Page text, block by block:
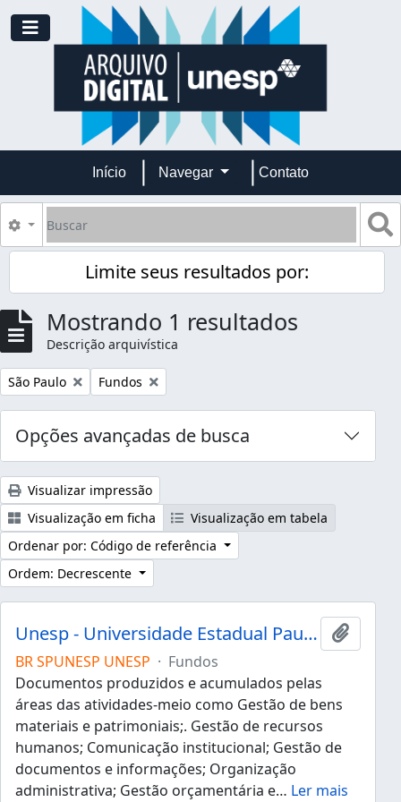
Skip to main content
Toggle navigation
Início Navegar Contato
Buscar
Opções de busca
Limite seus resultados por:
Mostrando 1 resultados
Descrição arquivística
Remover filtro:
São Paulo Remover filtro:
Fundos
Opções avançadas de busca
Visualizar impressão
Visualização em ficha
Visualização em tabela
Ordenar por: Código de referência
Ordem: Decrescente
Unesp - Universidade Estadual Paulista "Júlio de Mesquita Filho"
BR SPUNESP UNESP · Fundos
Documentos produzidos e acumulados pelas
áreas das atividades-meio como Gestão de bens
materiais e patrimoniais;. Gestão de recursos
humanos; Comunicação institucional; Gestão de
documentos e informações; Organização
administrativa; Gestão orçamentária e… Ler mais